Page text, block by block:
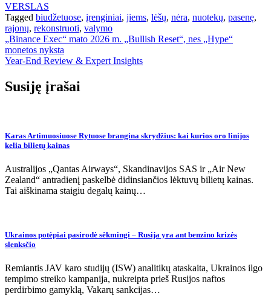
VERSLAS
Tagged biudžetuose, įrenginiai, jiems, lėšų, nėra, nuotekų, pasenę,
rajonų, rekonstruoti, valymo
Navigacija
tarp
„Binance Exec“ mato 2026 m. „Bullish Reset“, nes „Hype“
monetos nyksta
Year-End Review & Expert Insights
Susiję įrašai
Karas Artimuosiuose Rytuose brangina skrydžius: kai kurios oro linijos
kelia bilietų kainas
Australijos „Qantas Airways“, Skandinavijos SAS ir „Air New
Zealand“ antradienį paskelbė didinsiančios lėktuvų bilietų kainas.
Tai aiškinama staigiu degalų kainų…
Ukrainos potėpiai pasirodė sėkmingi – Rusija yra ant benzino krizės
slenksčio
Remiantis JAV karo studijų (ISW) analitikų ataskaita, Ukrainos ilgo
tempimo streiko kampanija, nukreipta prieš Rusijos naftos
perdirbimo gamyklą, Vakarų sankcijas…